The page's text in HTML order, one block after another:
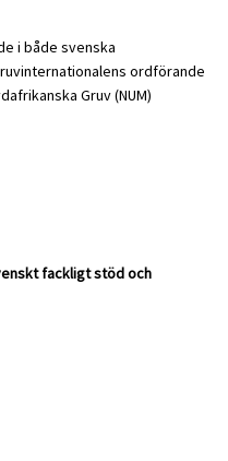
i både svenska
ordförande
Gruv (NUM)
fackligt stöd och